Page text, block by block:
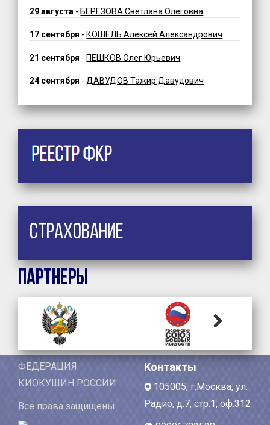
29 августа -БЕРЕЗОВА Светлана Олеговна
17 сентября - КОШЕЛЬ Алексей Александрович
21 сентября -ПЕШКОВ Олег Юрьевич
24 сентября - ДАВУДОВ Тажир Давудович
Страхование
Партнеры
ФЕДЕРАЦИЯ
КИОКУШИН РОССИИ
Все права защищены
Контакты
105005, г.Москва, ул.
Радио, д.7, стр.1, оф.312